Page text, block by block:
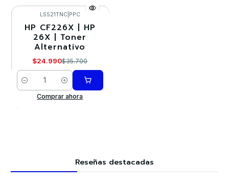
-30%
LS521TNC| PPC
HP CF226X | HP
26X | Toner
Alternativo
$24.990$35.700
Cantidad
Comprar ahora
Reseñas destacadas